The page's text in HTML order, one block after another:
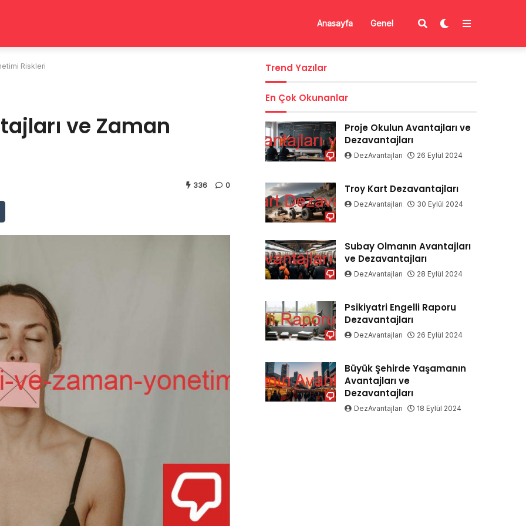
Anasayfa Genel
Riskleri
ve Zaman
336 0
Trend Yazılar
En Çok Okunanlar
Proje Okulun Avantajları ve
Dezavantajları
DezAvantajları 26 Eylül 2024
Troy Kart Dezavantajları
DezAvantajları 30 Eylül 2024
Subay Olmanın Avantajları
ve Dezavantajları
DezAvantajları 28 Eylül 2024
Psikiyatri Engelli Raporu
Dezavantajları
DezAvantajları 26 Eylül 2024
Büyük Şehirde Yaşamanın
Avantajları ve
Dezavantajları
DezAvantajları 18 Eylül 2024